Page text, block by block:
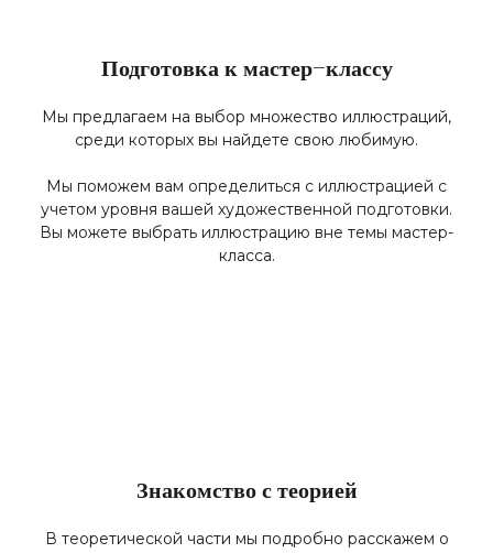
Подготовка к мастер-классу
Мы предлагаем на выбор множество иллюстраций,
среди которых вы найдете свою любимую.
Мы поможем вам определиться с иллюстрацией с
учетом уровня вашей художественной подготовки.
Вы можете выбрать иллюстрацию вне темы мастер-
класса.
Знакомство с теорией
В теоретической части мы подробно расскажем о